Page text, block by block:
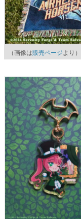
（画像は販売ページより）